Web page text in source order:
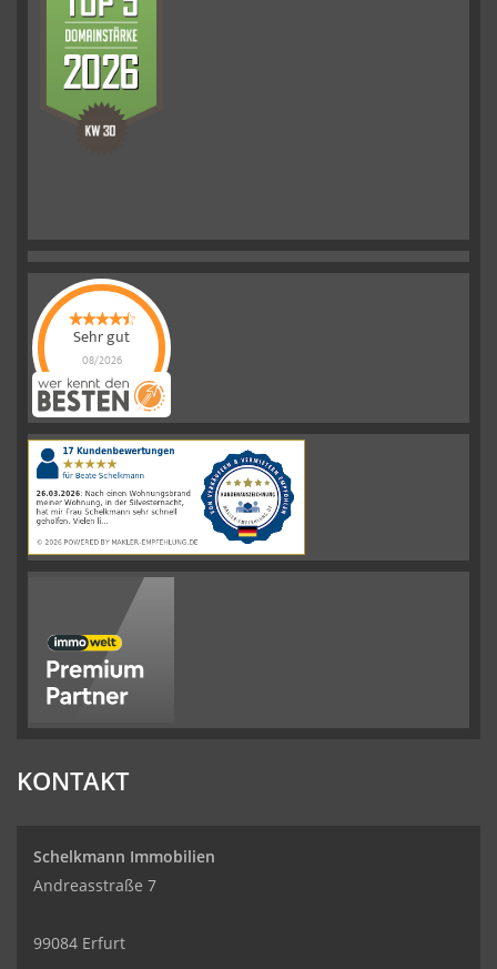
Sehr gut
08/2026
Schelkmann
Immobilienhat
|110Schelkmann
ImmobilienBewertungen
auf
werkenntdenBESTEN.de
KONTAKT
Schelkmann Immobilien
Andreasstraße 7
99084 Erfurt